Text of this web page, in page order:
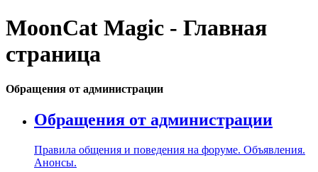
MoonCat Magic - Главная
страница
Обращения от администрации
Обращения от администрации
Правила общения и поведения на форуме. Объявления.
Анонсы.